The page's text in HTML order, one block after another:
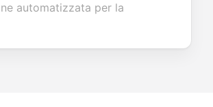
automatizzata per la